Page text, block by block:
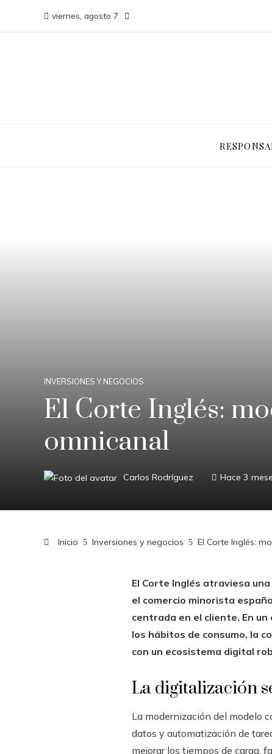
viernes, agosto 7
INVERSIONES Y NEGOCIOS
El Corte Inglés:
omnicanal
Carlos Rodríguez Hace 3
Inicio Inversiones y negocios El Corte Inglés:
El Corte Inglés atraviesa
el comercio minorista
centrada en el cliente. En
los hábitos de consumo, la
con un ecosistema digital
La digitalización
La modernización del modelo
datos y automatización de
mejorar los tiempos de carga,